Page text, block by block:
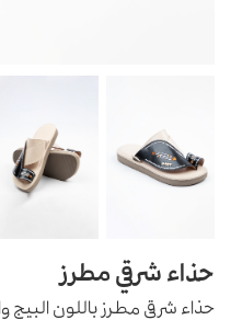
حذاء شرقي مطرز
حذاء شرقي مطرز باللون البيج